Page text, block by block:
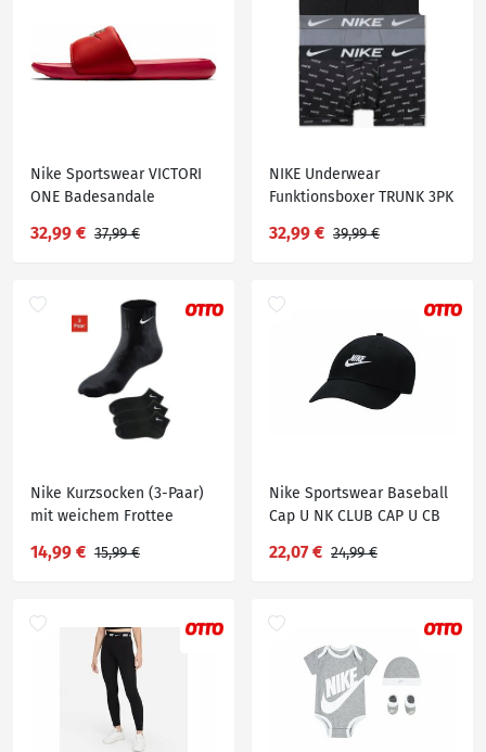
Nike Sportswear VICTORI
ONE Badesandale
32,99 € 37,99 €
NIKE Underwear
Funktionsboxer TRUNK 3PK
Microfaser-Qualität
32,99 € 39,99 €
Nike Kurzsocken (3-Paar)
mit weichem Frottee
14,99 € 15,99 €
Nike Sportswear Baseball
Cap U NK CLUB CAP U CB
22,07 € 24,99 €